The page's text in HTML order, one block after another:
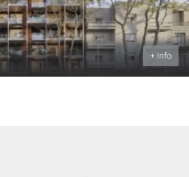
+ Info